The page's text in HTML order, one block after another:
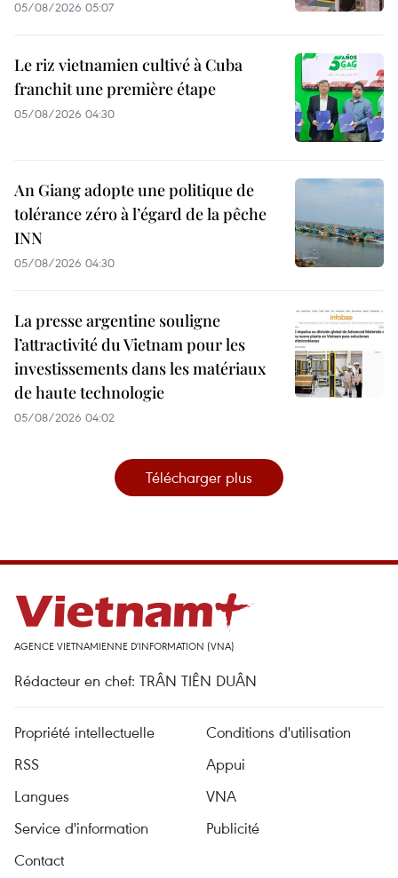
05/08/2026 05:07
Le riz vietnamien cultivé à Cuba
franchit une première étape
05/08/2026 04:30
An Giang adopte une politique de
tolérance zéro à l’égard de la pêche
INN
05/08/2026 04:30
La presse argentine souligne
l’attractivité du Vietnam pour les
investissements dans les matériaux
de haute technologie
05/08/2026 04:02
Télécharger plus
AGENCE VIETNAMIENNE D'INFORMATION (VNA)
Rédacteur en chef: TRÂN TIÊN DUÂN
Propriété intellectuelle
Conditions d'utilisation
RSS
Appui
Langues
VNA
Service d'information
Publicité
Contact